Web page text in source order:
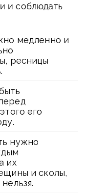
и соблюдать
медленно и
ресницы
его
нужно
их
и сколы,